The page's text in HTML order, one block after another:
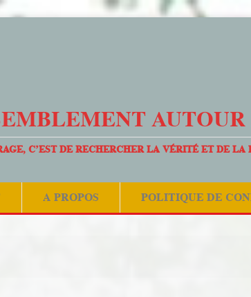
C’EST DE RECHERCHER LA VÉRITÉ ET DE LA
A PROPOS POLITIQUE DE